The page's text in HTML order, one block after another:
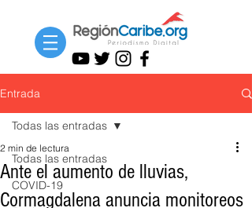
Entrada
Todas las entradas
COVID-19
Todas las entradas
Ante el aumento de lluvias,
Cormagdalena anuncia monitoreos
2 min de lectura